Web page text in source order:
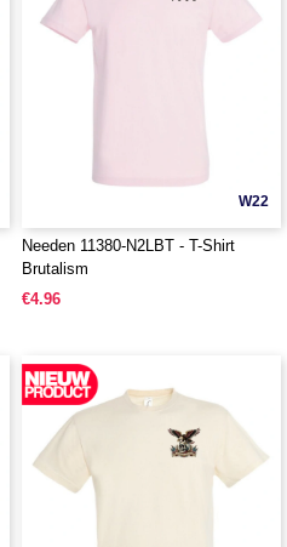
W22
Needen 11380-N2LBT - T-Shirt
Brutalism
€4.96